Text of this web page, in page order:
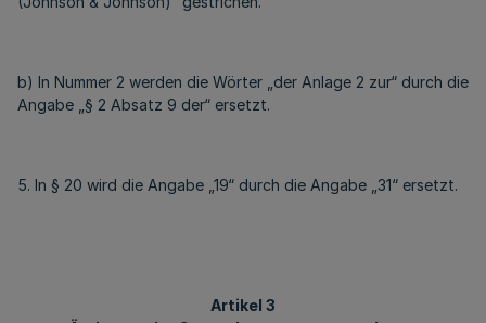
b) In Nummer 2 werden die Wörter „der Anlage 2 zur“ durch die
Angabe „§ 2 Absatz 9 der“ ersetzt.
5. In § 20 wird die Angabe „19“ durch die Angabe „31“ ersetzt.
Artikel 3